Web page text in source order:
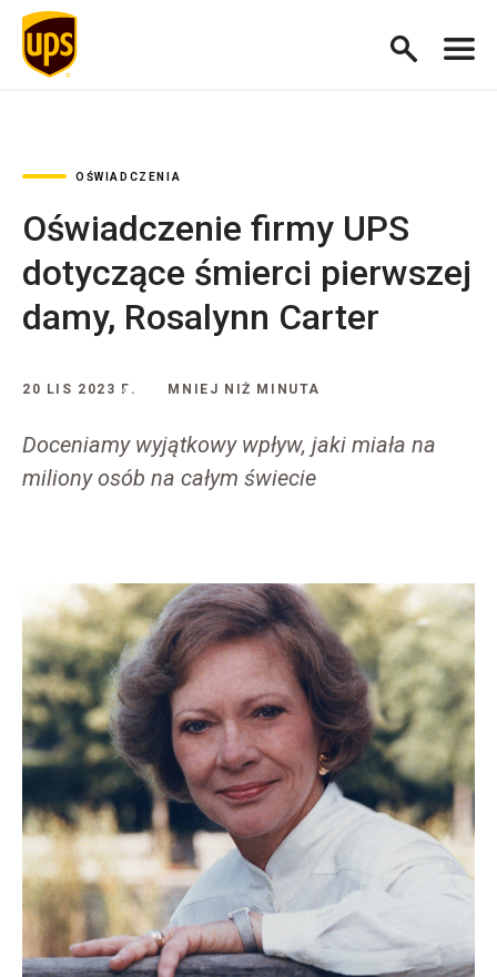
OŚWIADCZENIA
Oświadczenie firmy UPS
dotyczące śmierci pierwszej
damy, Rosalynn Carter
20 LIS 2023 Г. MNIEJ NIŻ MINUTA
Doceniamy wyjątkowy wpływ, jaki miała na
miliony osób na całym świecie